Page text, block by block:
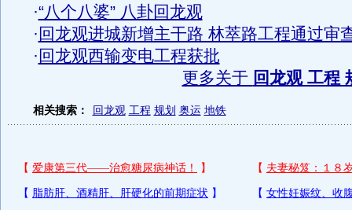
·“八个八婆” 八卦回龙观
· 回龙观进城新增主干路 林萃路工程通过审
· 回龙观西输变电工程获批
更多关于 回龙观 工程
相关搜索： 回龙观 工程 规划 奥运 地铁